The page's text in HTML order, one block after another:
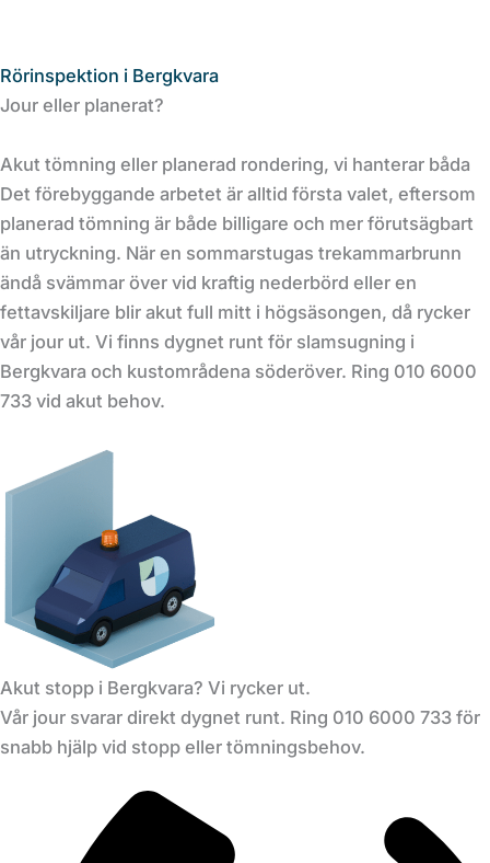
Rörinspektion i Bergkvara
Jour eller planerat?
Akut tömning eller planerad rondering, vi hanterar båda
Det förebyggande arbetet är alltid första valet, eftersom
planerad tömning är både billigare och mer förutsägbart
än utryckning. När en sommarstugas trekammarbrunn
ändå svämmar över vid kraftig nederbörd eller en
fettavskiljare blir akut full mitt i högsäsongen, då rycker
vår jour ut. Vi finns dygnet runt för slamsugning i
Bergkvara och kustområdena söderöver. Ring 010 6000
733 vid akut behov.
Akut stopp i Bergkvara? Vi rycker ut.
Vår jour svarar direkt dygnet runt. Ring 010 6000 733 för
snabb hjälp vid stopp eller tömningsbehov.